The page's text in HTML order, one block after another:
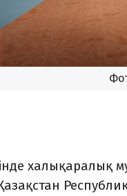
халықаралық